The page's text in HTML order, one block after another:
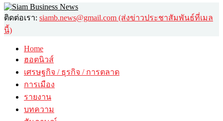
ติดต่อเรา: siamb.news@gmail.com (ส่งข่าวประชาสัมพันธ์ที่เมล
นี้)
Home
ฮอตนิวส์
เศรษฐกิจ / ธุรกิจ / การตลาด
การเมือง
รายงาน
บทความ